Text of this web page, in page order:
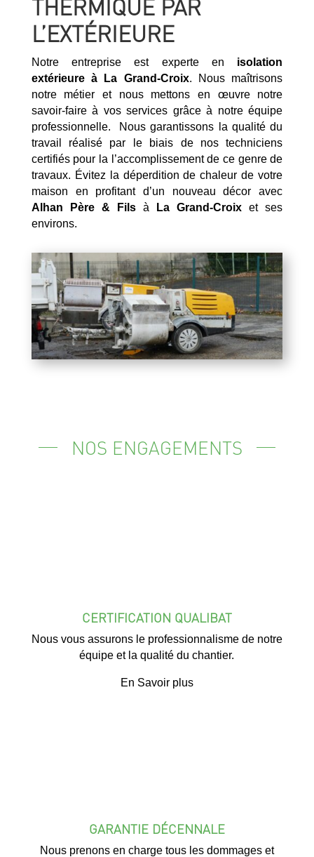
THERMIQUE PAR
L’EXTÉRIEURE
Notre entreprise est experte en isolation
extérieure à
La Grand-Croix. Nous maîtrisons
notre métier et nous mettons en œuvre notre
savoir-faire à vos services grâce à notre équipe
professionnelle. Nous garantissons la qualité du
travail réalisé par le biais de nos techniciens
certifiés pour la l’accomplissement de ce genre de
travaux. Évitez la déperdition de chaleur de votre
maison en profitant d’un nouveau décor avec
Alhan Père & Filsà La Grand-Croixet ses
environs.
NOS ENGAGEMENTS
CERTIFICATION QUALIBAT
Nous vous assurons le professionnalisme de notre
équipe et la qualité du chantier.
En Savoir plus
GARANTIE DÉCENNALE
Nous prenons en charge tous les dommages et